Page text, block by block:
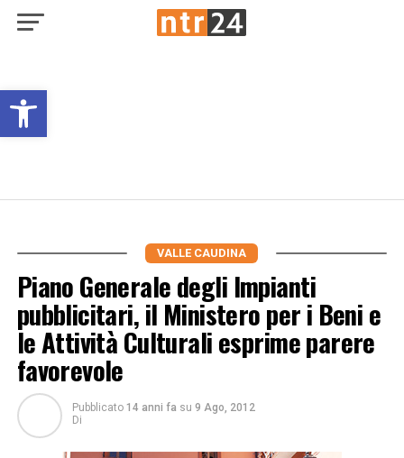
Open toolbar
VALLE CAUDINA
Piano Generale degli Impianti
pubblicitari, il Ministero per i Beni e
le Attività Culturali esprime parere
favorevole
Pubblicato 14 anni fa su 9 Ago, 2012
Di